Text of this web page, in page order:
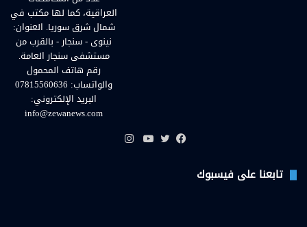
العراقية، كما لها مكتب في
شمال شرق سوريا. العنوان:
نينوى - سنجار - بالقرب من
مستشفى سنجار العامة.
رقم هاتف المحمول
والواتساب: 07815560636
البريد الإلكتروني:
info@zewanews.com
تابعنا على فيسبوك